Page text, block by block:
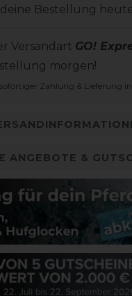
Bestellung
Versandart GO!
morgen!
Zahlung & Lieferung
ANGEBOTE &